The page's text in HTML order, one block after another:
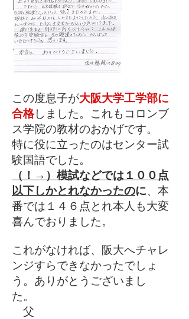
この度息子が大阪大学工学部に
合格しました。これもコロンブ
ス学院の教材のおかげです。
特に役に立ったのはセンター試
験国語でした。
（！→）模試などでは１００点
以下しかとれなかったのに、本
番では１４６点とれ本人も大変
喜んでおりました。
これがなければ、阪大へチャレ
ンジすらできなかったでしょ
う。ありがとうございまし
た。
父